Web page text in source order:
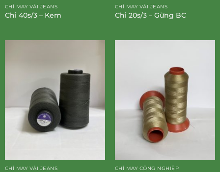
CHỈ MAY VẢI JEANS
Chỉ 40s/3 – Kem
CHỈ MAY VẢI JEANS
Chỉ 20s/3 – Gừng BC
CHỈ MAY VẢI JEANS CHỈ MAY CÔNG NGHIỆP